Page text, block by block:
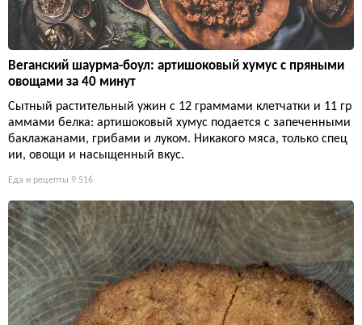
Веганский шаурма-боул: артишоковый хумус с пряными
овощами за 40 минут
Сытный растительный ужин с 12 граммами клетчатки и 11 гр
аммами белка: артишоковый хумус подается с запеченными
баклажанами, грибами и луком. Никакого мяса, только спец
ии, овощи и насыщенный вкус.
Еда и рецепты 9 516